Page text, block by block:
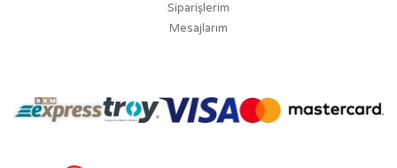
Siparişlerim
Mesajlarım